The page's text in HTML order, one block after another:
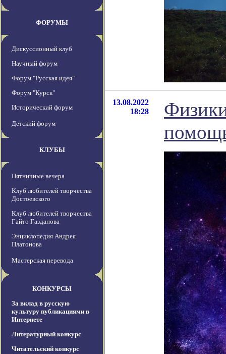
ФОРУМЫ
Дискуссионный клуб
Научный форум
Форум "Русская идея"
Форум "Курск"
Исторический форум
Детский форум
КЛУБЫ
Пятничные вечера
Клуб любителей творчества
Достоевского
Клуб любителей творчества
Гайто Газданова
Энциклопедия Андрея
Платонова
Мастерская перевода
КОНКУРСЫ
За вклад в русскую
культуру публикациями в
Интернете
Литературный конкурс
Читательский конкурс
13.08.2022
18:28